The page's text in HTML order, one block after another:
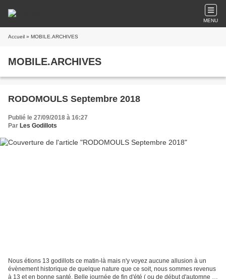
MENU
Accueil » MOBILE.ARCHIVES
MOBILE.ARCHIVES
RODOMOULS Septembre 2018
Publié le 27/09/2018 à 16:27
Par Les Godillots
Nous étions 13 godillots ce matin-là mais n'y voyez aucune allusion à un
évènement historique de quelque nature que ce soit, nous sommes revenus
à 13 et en bonne santé. Belle journée de fin d'été ( ou de début d'automne )